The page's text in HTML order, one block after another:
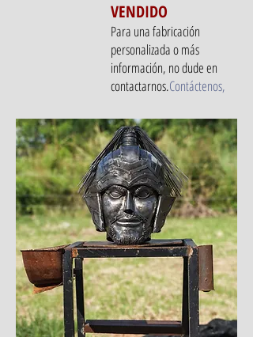
VENDIDO
Para una fabricación
personalizada o más
información, no dude en
contactarnos.Contáctenos,